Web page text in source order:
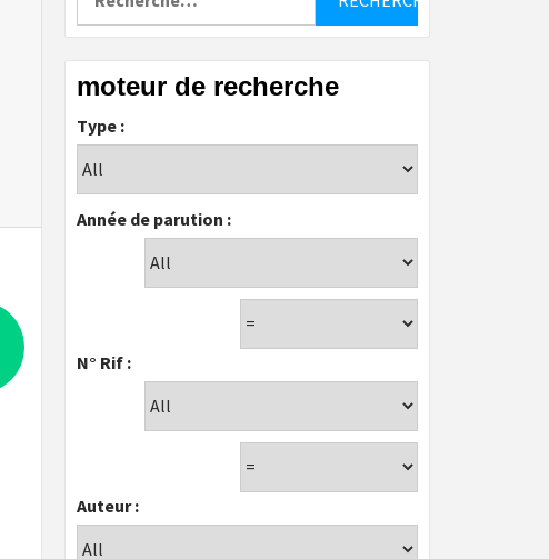
moteur de recherche
Type :
Année de parution :
N° Rif :
Auteur :